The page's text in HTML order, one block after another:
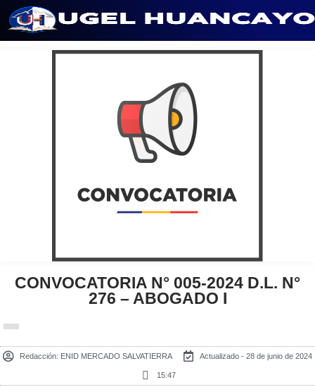
CONVOCATORIA N° 005-2024 D.L. N°
276 – ABOGADO I
Redacción: ENID MERCADO SALVATIERRA Actualizado - 28 de junio de 2024
15:47